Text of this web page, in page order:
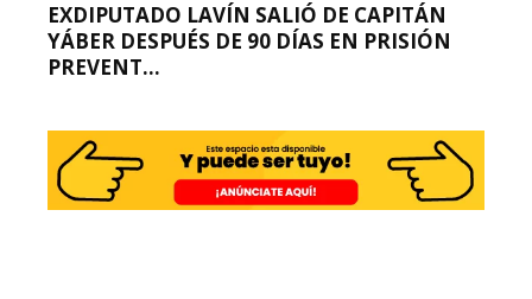
EXDIPUTADO LAVÍN SALIÓ DE CAPITÁN
YÁBER DESPUÉS DE 90 DÍAS EN PRISIÓN
PREVENT...